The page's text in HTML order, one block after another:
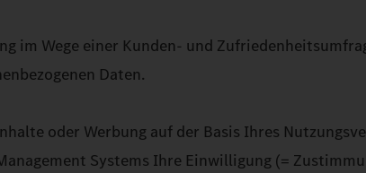
im Wege einer Kunden- und
Daten.
oder Werbung auf der Basis Ihres
Systems Ihre Einwilligung (=